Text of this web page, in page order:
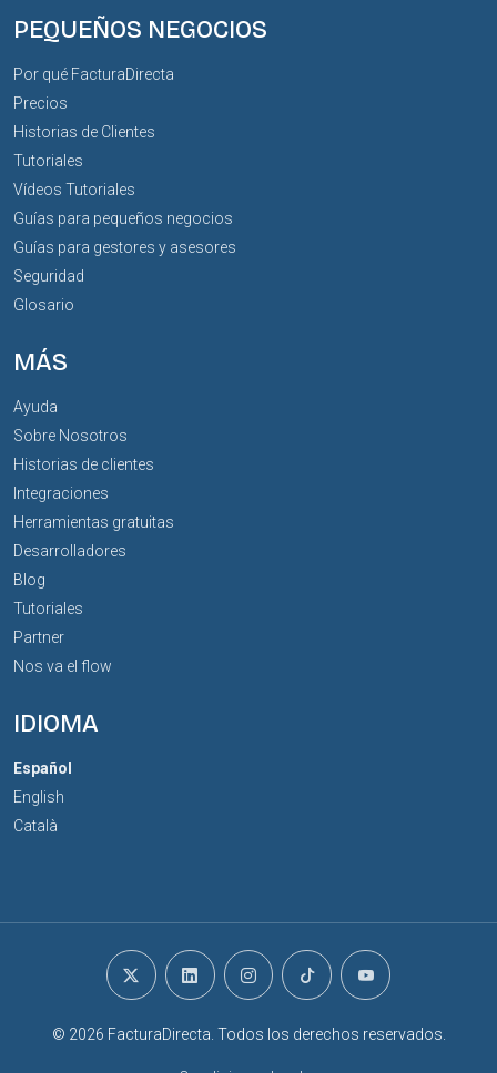
PEQUEÑOS NEGOCIOS
Por qué FacturaDirecta
Precios
Historias de Clientes
Tutoriales
Vídeos Tutoriales
Guías para pequeños negocios
Guías para gestores y asesores
Seguridad
Glosario
MÁS
Ayuda
Sobre Nosotros
Historias de clientes
Integraciones
Herramientas gratuitas
Desarrolladores
Blog
Tutoriales
Partner
Nos va el flow
IDIOMA
Español
English
Català
© 2026 FacturaDirecta. Todos los derechos reservados.